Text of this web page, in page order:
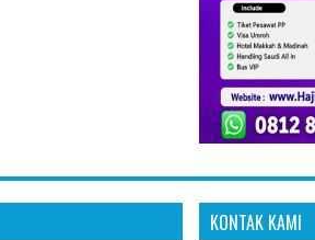
KONTAK KAMI